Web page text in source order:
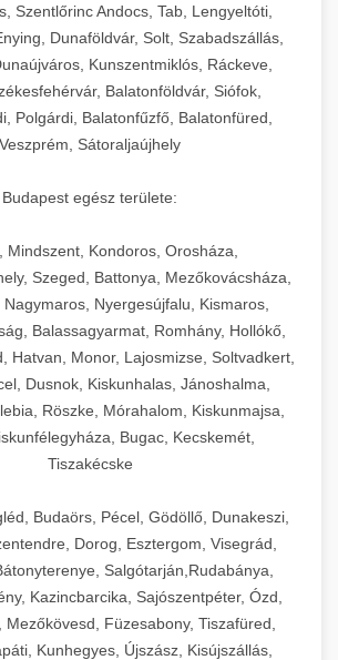
kereskedelmi tésztakeverő
vastagság beállítással.
iparikonyhagepek.hu
élelmiszer szeletelő
vákuumcsomagoló berendezések
tartósításához. Hosszabbítsa a
időt és tartsa meg a termék
frissességét.
Gép +
gépek professzionális
és tartósítási megoldások.
iparikonyhagepek.hu
kereskedelmi csomagoló gép
konyhák számára. Nagy
sütő- és főzőberendezés precíz
szabályozással.
iparikonyhagepek.hu
kereskedelmi sütősütő
Hűtőszekrény +
hűtőegységek és hűtőkamrák
konyhák számára.
hűtési megoldások nagy
kapacitással.
chef-iparikonyhagepek.hu
Mosogatógép +
mosogatóberendezések nagy
műveletekhez. Gyors tisztítási
fertőtlenítési képességekkel.
iparikonyhagepek.hu
Sajtreszelő Gép +
Különböző reszelési
különböző alkalmazásokhoz.
chef-iparikonyhagepek.hu
kereskedelmi sajtreszelő
28. Nagykonyhai
Berendezések
+
nagykonyhai berendezések és
vendéglátóipari kellékek.
Szentlőrinc Andocs, Tab, Lengyeltóti,
Dunaföldvár, Solt, Szabadszállás,
Kunszentmiklós, Ráckeve,
Balatonföldvár, Siófok,
Polgárdi, Balatonfűzfő, Balatonfüred,
Veszprém, Sátoraljaújhely
Budapest egész területe:
Mindszent, Kondoros, Orosháza,
Szeged, Battonya, Mezőkovácsháza,
Nyergesújfalu, Kismaros,
Balassagyarmat, Romhány, Hollókő,
Hatvan, Monor, Lajosmizse, Soltvadkert,
Dusnok, Kiskunhalas, Jánoshalma,
Röszke, Mórahalom, Kiskunmajsa,
Bugac, Kecskemét,
Tiszakécske
Budaörs, Pécel, Gödöllő, Dunakeszi,
Dorog, Esztergom, Visegrád,
Salgótarján,Rudabánya,
Kazincbarcika, Sajószentpéter, Ózd,
Mezőkövesd, Füzesabony, Tiszafüred,
Kunhegyes, Újszász, Kisújszállás,